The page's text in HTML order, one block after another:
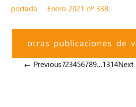
portada
Enero 2021 nº 338
otras publicaciones de
← Previous123456789…1314